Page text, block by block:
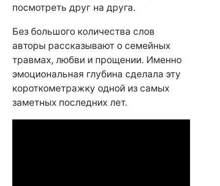
посмотреть друг на друга.
Без большого количества слов
авторы рассказывают о семейных
травмах, любви и прощении. Именно
эмоциональная глубина сделала эту
короткометражку одной из самых
заметных последних лет.